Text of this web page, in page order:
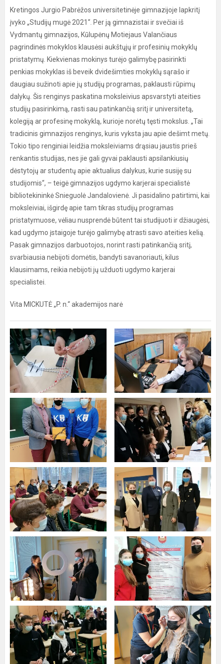
Kretingos Jurgio Pabrėžos universitetinėje gimnazijoje lapkritį
įvyko „Studijų mugė 2021“. Per ją gimnazistai ir svečiai iš
Vydmantų gimnazijos, Kūlupėnų Motiejaus Valančiaus
pagrindinės mokyklos klausėsi aukštųjų ir profesinių mokyklų
pristatymų. Kiekvienas mokinys turėjo galimybę pasirinkti
penkias mokyklas iš beveik dvidešimties mokyklų sąrašo ir
daugiau sužinoti apie jų studijų programas, paklausti rūpimų
dalykų. Šis renginys paskatina moksleivius apsvarstyti ateities
studijų pasirinkimą, rasti sau patinkančią sritį ir universitetą,
kolegiją ar profesinę mokyklą, kurioje norėtų tęsti mokslus. „Tai
tradicinis gimnazijos renginys, kuris vyksta jau apie dešimt metų.
Tokio tipo renginiai leidžia moksleiviams drąsiau jaustis prieš
renkantis studijas, nes jie gali gyvai paklausti apsilankiusių
dėstytojų ar studentų apie aktualius dalykus, kurie susiję su
studijomis“, – teigė gimnazijos ugdymo karjerai specialistė
bibliotekininkė Snieguolė Jandalovienė. Ji pasidalino patirtimi, kai
moksleiviai, išgirdę apie tam tikras studijų programas
pristatymuose, vėliau nusprendė būtent tai studijuoti ir džiaugėsi,
kad ugdymo įstaigoje turėjo galimybę atrasti savo ateities kelią.
Pasak gimnazijos darbuotojos, norint rasti patinkančią sritį,
svarbiausia nebijoti domėtis, bandyti savanoriauti, kilus
klausimams, reikia nebijoti jų užduoti ugdymo karjerai
specialistei.
Vita MICKUTĖ „P. n.“ akademijos narė